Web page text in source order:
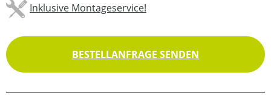
Inklusive Montageservice!
BESTELLANFRAGE SENDEN